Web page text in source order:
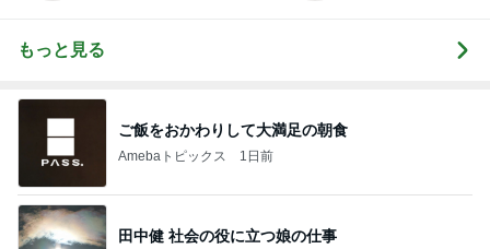
もっと見る
ご飯をおかわりして大満足の朝食
Amebaトピックス 1日前
田中健 社会の役に立つ娘の仕事